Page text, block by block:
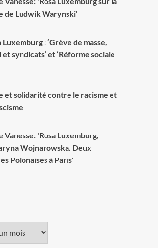
de Ludwik Warynski'
Luxemburg : ‘Grève de masse,
et syndicats’ et ‘Réforme sociale
et solidarité contre le racisme et
Vanesse: 'Rosa Luxemburg,
Wojnarowska. Deux
Polonaises à Paris'